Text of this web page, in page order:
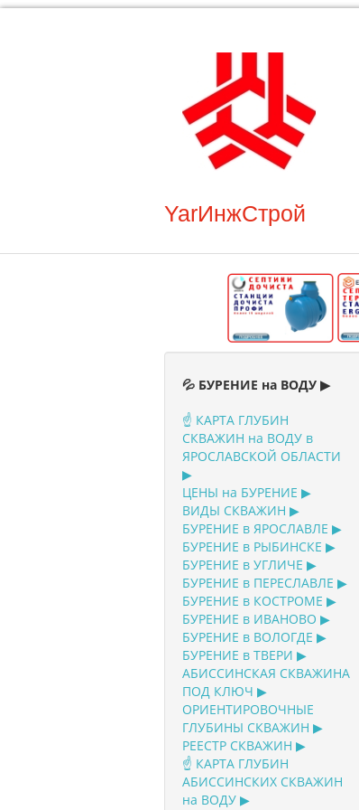
YarИнжСтрой
💦 БУРЕНИЕ на ВОДУ ▶
☝️ КАРТА ГЛУБИН
СКВАЖИН на ВОДУ в
ЯРОСЛАВСКОЙ ОБЛАСТИ
▶
ЦЕНЫ на БУРЕНИЕ ▶
ВИДЫ СКВАЖИН ▶
БУРЕНИЕ в ЯРОСЛАВЛЕ ▶
БУРЕНИЕ в РЫБИНСКЕ ▶
БУРЕНИЕ в УГЛИЧЕ ▶
БУРЕНИЕ в ПЕРЕСЛАВЛЕ ▶
БУРЕНИЕ в КОСТРОМЕ ▶
БУРЕНИЕ в ИВАНОВО ▶
БУРЕНИЕ в ВОЛОГДЕ ▶
БУРЕНИЕ в ТВЕРИ ▶
АБИССИНСКАЯ СКВАЖИНА
ПОД КЛЮЧ ▶
ОРИЕНТИРОВОЧНЫЕ
ГЛУБИНЫ СКВАЖИН ▶
РЕЕСТР СКВАЖИН ▶
☝️ КАРТА ГЛУБИН
АБИССИНСКИХ СКВАЖИН
на ВОДУ ▶